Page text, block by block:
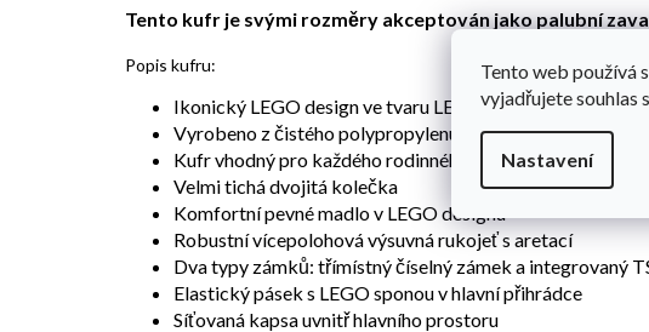
Tento web používá
vyjadřujete souhlas
Nastavení
Tento kufr je svými rozměry akceptován jako palubní
Popis kufru:
Ikonický LEGO design ve tvaru LEGO kostky
Vyrobeno z čistého polypropylenu, což znamená, že jej
Kufr vhodný pro každého rodinného příslušníka
Velmi tichá dvojitá kolečka
Komfortní pevné madlo v LEGO designu
Robustní vícepolohová výsuvná rukojeť s aretací
Dva typy zámků: třímístný číselný zámek a integrovaný
Elastický pásek s LEGO sponou v hlavní přihrádce
Síťovaná kapsa uvnitř hlavního prostoru